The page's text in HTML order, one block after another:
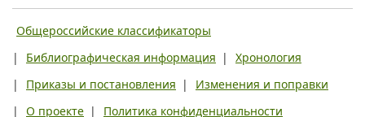
Общероссийские классификаторы
|
Библиографическая информация |
Хронология
|
Приказы и постановления |
Изменения и поправки
|
О проекте | Политика конфиденциальности